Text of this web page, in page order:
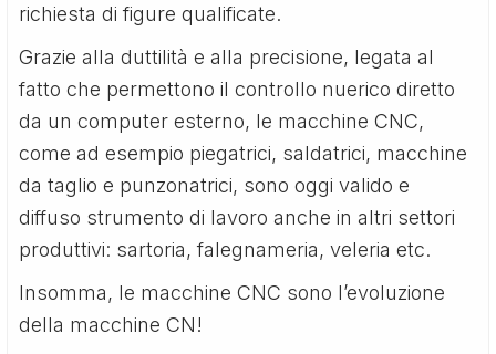
richiesta di figure qualificate.
Grazie alla duttilità e alla precisione, legata al
fatto che permettono il controllo nuerico diretto
da un computer esterno, le macchine CNC,
come ad esempio piegatrici, saldatrici, macchine
da taglio e punzonatrici, sono oggi valido e
diffuso strumento di lavoro anche in altri settori
produttivi: sartoria, falegnameria, veleria etc.
Insomma, le macchine CNC sono l’evoluzione
della macchine CN!